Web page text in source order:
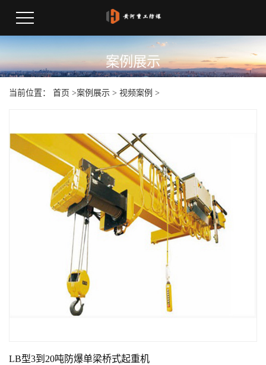
案例展示
当前位置： 首页 >案例展示 > 视频案例 >
LB型3到20吨防爆单梁桥式起重机